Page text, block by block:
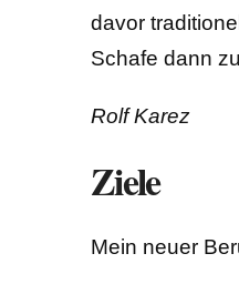
davor
Schafe dann
Rolf Karez
Ziele
Mein neuer